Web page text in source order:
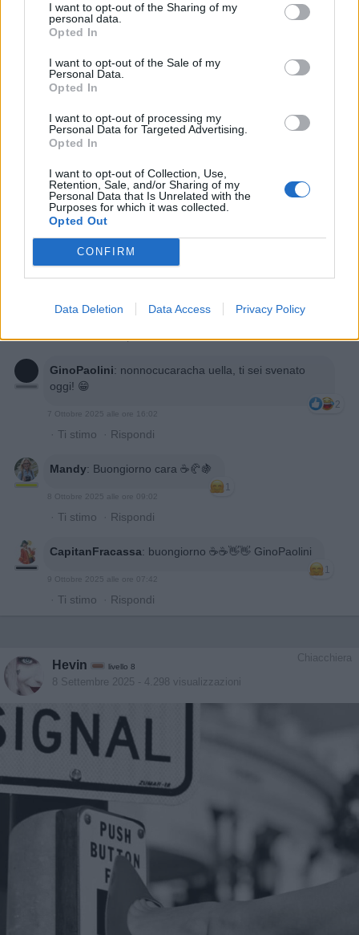
I want to opt-out of the Sharing of my
personal data.
Opted In
I want to opt-out of the Sale of my
Personal Data.
Opted In
I want to opt-out of processing my
Personal Data for Targeted Advertising.
Opted In
I want to opt-out of Collection, Use,
Retention, Sale, and/or Sharing of my
Personal Data that Is Unrelated with the
Purposes for which it was collected.
Opted Out
CONFIRM
Data Deletion Data Access Privacy Policy
·Ti stimo·Rispondi
GinoPaolini
2
7 Ottobre 2025 alle ore 13:34
·Ti stimo
nonnocucaracha:Buon pomeriggio 🌸🌻🌸
7 Ottobre 2025 alle ore 15:01
·Ti stimo·Rispondi
GinoPaolini: nonnocucaracha uella, ti sei svenato
oggi! 😁
2
7 Ottobre 2025 alle ore 16:02
· Ti stimo · Rispondi
Mandy: Buongiorno cara ☕️🥐🍇
1
8 Ottobre 2025 alle ore 09:02
· Ti stimo · Rispondi
CapitanFracassa: buongiorno ☕️☕️👋👋 GinoPaolini
1
9 Ottobre 2025 alle ore 07:42
· Ti stimo · Rispondi
Chiacchiera
Hevin livello 8
8 Settembre 2025 - 4.298 visualizzazioni